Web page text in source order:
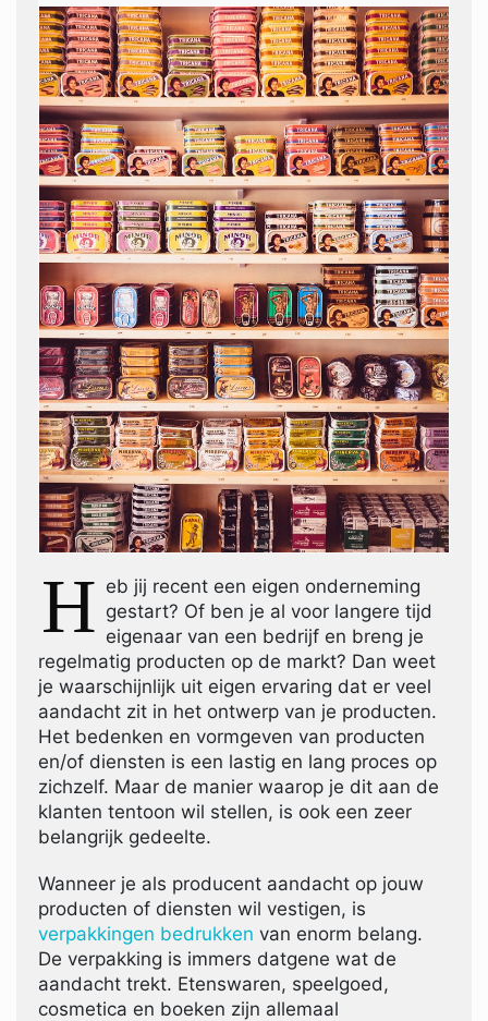
H eb jij recent een eigen onderneming
gestart? Of ben je al voor langere tijd
eigenaar van een bedrijf en breng je
regelmatig producten op de markt? Dan weet
je waarschijnlijk uit eigen ervaring dat er veel
aandacht zit in het ontwerp van je producten.
Het bedenken en vormgeven van producten
en/of diensten is een lastig en lang proces op
zichzelf. Maar de manier waarop je dit aan de
klanten tentoon wil stellen, is ook een zeer
belangrijk gedeelte.
Wanneer je als producent aandacht op jouw
producten of diensten wil vestigen, is
verpakkingen bedrukken van enorm belang.
De verpakking is immers datgene wat de
aandacht trekt. Etenswaren, speelgoed,
cosmetica en boeken zijn allemaal